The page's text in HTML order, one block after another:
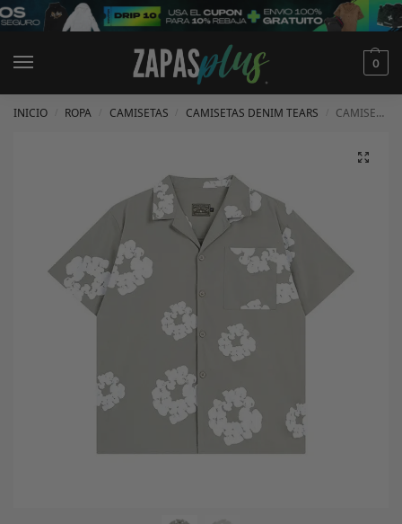
0
INICIO ROPA CAMISETAS CAMISETAS DENIM TEARS CAMISETA DENIM TEARS